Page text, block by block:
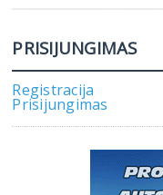
PRISIJUNGIMAS
Registracija
Prisijungimas